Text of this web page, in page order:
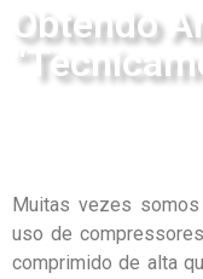
Obtendo
Muitas vezes
uso de
comprimido de alta